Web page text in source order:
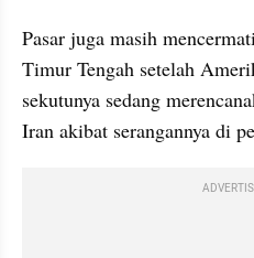
Pasar juga masih
Timur Tengah setelah
sekutunya sedang
Iran akibat serangannya di